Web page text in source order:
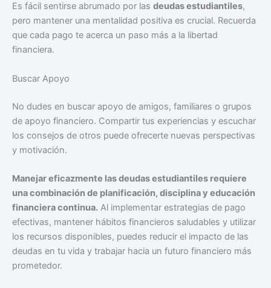
Es fácil sentirse abrumado por las deudas estudiantiles,
pero mantener una mentalidad positiva es crucial. Recuerda
que cada pago te acerca un paso más a la libertad
financiera.
Buscar Apoyo
No dudes en buscar apoyo de amigos, familiares o grupos
de apoyo financiero. Compartir tus experiencias y escuchar
los consejos de otros puede ofrecerte nuevas perspectivas
y motivación.
Manejar eficazmente las deudas estudiantiles requiere
una combinación de planificación, disciplina y educación
financiera continua. Al implementar estrategias de pago
efectivas, mantener hábitos financieros saludables y utilizar
los recursos disponibles, puedes reducir el impacto de las
deudas en tu vida y trabajar hacia un futuro financiero más
prometedor.